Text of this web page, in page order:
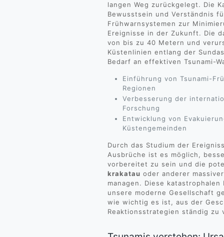
langen Weg zurückgelegt. Die
Bewusstsein und Verständnis
Frühwarnsystemen zur
Ereignisse in der Zukunft. Die
von bis zu 40 Metern und
Küstenlinien entlang der
Bedarf an effektiven Tsunami-
Einführung von Tsunami-
Regionen
Verbesserung der
Forschung
Entwicklung von
Küstengemeinden
Durch das Studium der
Ausbrüche ist es möglich,
vorbereitet zu sein und die
krakatau oder anderer
managen. Diese
unsere moderne Gesellschaft
wie wichtig es ist, aus der
Reaktionsstrategien ständig zu